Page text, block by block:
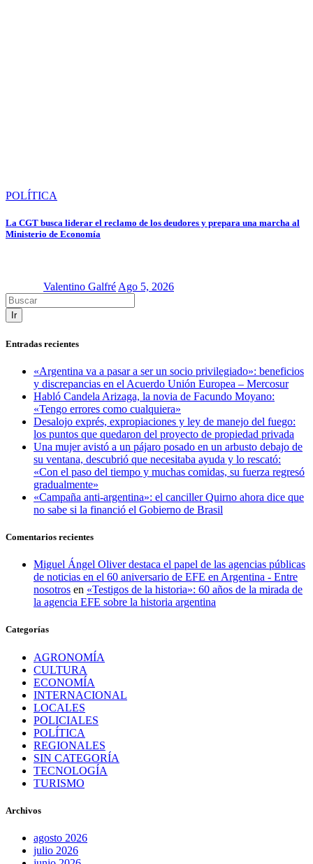
POLÍTICA
La CGT busca liderar el reclamo de los deudores y prepara una marcha al
Ministerio de Economía
Valentino GalfréAgo 5, 2026
Ir
Entradas recientes
«Argentina va a pasar a ser un socio privilegiado»: beneficios
y discrepancias en el Acuerdo Unión Europea – Mercosur
Habló Candela Arizaga, la novia de Facundo Moyano:
«Tengo errores como cualquiera»
Desalojo exprés, expropiaciones y ley de manejo del fuego:
los puntos que quedaron del proyecto de propiedad privada
Una mujer avistó a un pájaro posado en un arbusto debajo de
su ventana, descubrió que necesitaba ayuda y lo rescató:
«Con el paso del tiempo y muchas comidas, su fuerza regresó
gradualmente»
«Campaña anti-argentina»: el canciller Quirno ahora dice que
no sabe si la financió el Gobierno de Brasil
Comentarios recientes
Miguel Ángel Oliver destaca el papel de las agencias públicas
de noticias en el 60 aniversario de EFE en Argentina - Entre
nosotros en «Testigos de la historia»: 60 años de la mirada de
la agencia EFE sobre la historia argentina
Categorías
AGRONOMÍA
CULTURA
ECONOMÍA
INTERNACIONAL
LOCALES
POLICIALES
POLÍTICA
REGIONALES
SIN CATEGORÍA
TECNOLOGÍA
TURISMO
Archivos
agosto 2026
julio 2026